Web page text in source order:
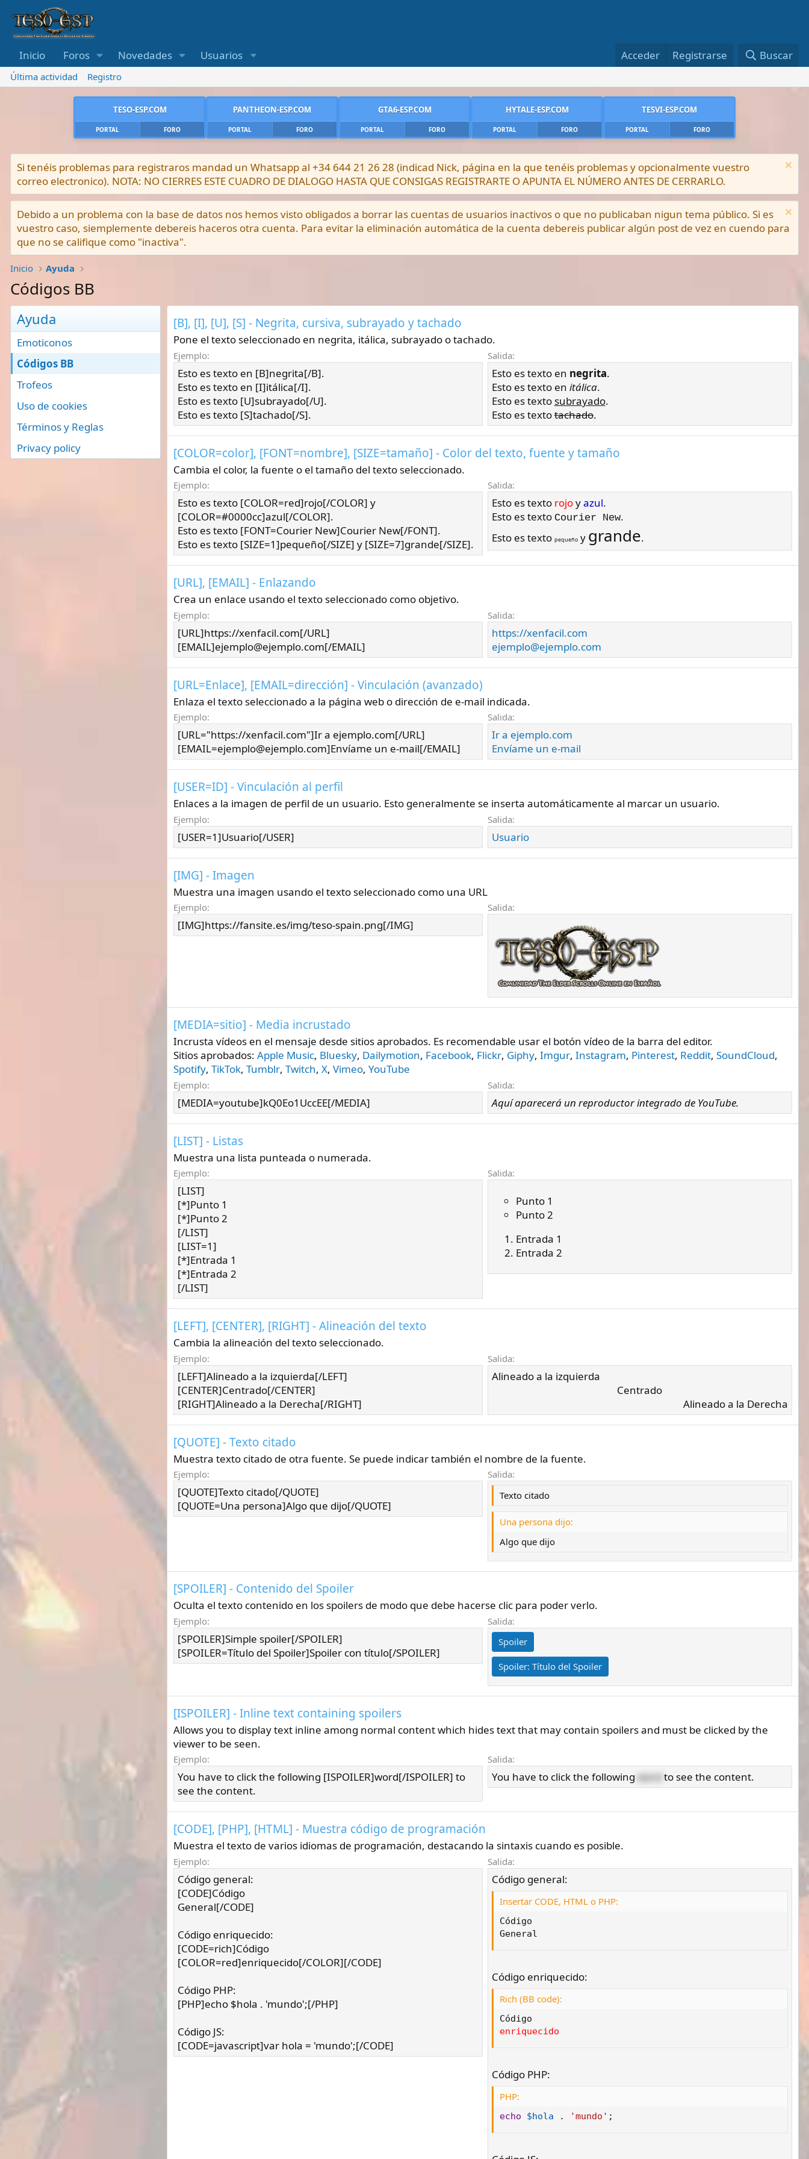
Inicio Foros Novedades Usuarios Acceder Registrarse Buscar
Última actividad Registro
TESO-ESP.COM
PORTAL FORO
PANTHEON-ESP.COM
PORTAL FORO
GTA6-ESP.COM
PORTAL FORO
HYTALE-ESP.COM
PORTAL FORO
TESVI-ESP.COM
PORTAL FORO
Si tenéis problemas para registraros mandad un Whatsapp al +34 644 21 26 28 (indicad Nick, página en la que tenéis problemas y opcionalmente vuestro
correo electronico). NOTA: NO CIERRES ESTE CUADRO DE DIALOGO HASTA QUE CONSIGAS REGISTRARTE O APUNTA EL NÚMERO ANTES DE CERRARLO.
Debido a un problema con la base de datos nos hemos visto obligados a borrar las cuentas de usuarios inactivos o que no publicaban nigun tema público. Si es
vuestro caso, siemplemente debereis haceros otra cuenta. Para evitar la eliminación automática de la cuenta debereis publicar algún post de vez en cuendo para
que no se califique como "inactiva".
Inicio Ayuda
Códigos BB
Ayuda
Emoticonos
Códigos BB
Trofeos
Uso de cookies
Términos y Reglas
Privacy policy
[B], [I], [U], [S] - Negrita, cursiva, subrayado y tachado
Pone el texto seleccionado en negrita, itálica, subrayado o tachado.
Ejemplo:
Esto es texto en [B]negrita[/B].
Esto es texto en [I]itálica[/I].
Esto es texto [U]subrayado[/U].
Esto es texto [S]tachado[/S].
Salida:
Esto es texto en negrita.
Esto es texto en itálica.
Esto es texto subrayado.
Esto es textotachado.
[COLOR=color], [FONT=nombre], [SIZE=tamaño] - Color del texto, fuente y tamaño
Cambia el color, la fuente o el tamaño del texto seleccionado.
Ejemplo:
Esto es texto [COLOR=red]rojo[/COLOR] y
[COLOR=#0000cc]azul[/COLOR].
Esto es texto [FONT=Courier New]Courier New[/FONT].
Esto es texto [SIZE=1]pequeño[/SIZE] y [SIZE=7]grande[/SIZE].
Salida:
Esto es texto rojoyazul.
Esto es texto Courier New.
Esto es texto pequeñoy grande.
[URL], [EMAIL] - Enlazando
Crea un enlace usando el texto seleccionado como objetivo.
Ejemplo:
[URL]https://xenfacil.com[/URL]
[EMAIL]ejemplo@ejemplo.com[/EMAIL]
Salida:
https://xenfacil.com
ejemplo@ejemplo.com
[URL=Enlace], [EMAIL=dirección] - Vinculación (avanzado)
Enlaza el texto seleccionado a la página web o dirección de e-mail indicada.
Ejemplo:
[URL="https://xenfacil.com"]Ir a ejemplo.com[/URL]
[EMAIL=ejemplo@ejemplo.com]Envíame un e-mail[/EMAIL]
Salida:
Ir a ejemplo.com
Envíame un e-mail
[USER=ID] - Vinculación al perfil
Enlaces a la imagen de perfil de un usuario. Esto generalmente se inserta automáticamente al marcar un usuario.
Ejemplo:
[USER=1]Usuario[/USER]
Salida:
Usuario
[IMG] - Imagen
Muestra una imagen usando el texto seleccionado como una URL
Ejemplo:
[IMG]https://fansite.es/img/teso-spain.png[/IMG]
Salida:
[MEDIA=sitio] - Media incrustado
Incrusta vídeos en el mensaje desde sitios aprobados. Es recomendable usar el botón vídeo de la barra del editor.
Sitios aprobados: Apple Music, Bluesky, Dailymotion, Facebook, Flickr, Giphy, Imgur, Instagram, Pinterest, Reddit, SoundCloud,
Spotify, TikTok, Tumblr, Twitch, X, Vimeo, YouTube
Ejemplo:
[MEDIA=youtube]kQ0Eo1UccEE[/MEDIA]
Salida:
Aquí aparecerá un reproductor integrado de YouTube.
[LIST] - Listas
Muestra una lista punteada o numerada.
Ejemplo:
[LIST]
[*]Punto 1
[*]Punto 2
[/LIST]
[LIST=1]
[*]Entrada 1
[*]Entrada 2
[/LIST]
Salida:
Punto 1
Punto 2
Entrada 1
Entrada 2
[LEFT], [CENTER], [RIGHT] - Alineación del texto
Cambia la alineación del texto seleccionado.
Ejemplo:
[LEFT]Alineado a la izquierda[/LEFT]
[CENTER]Centrado[/CENTER]
[RIGHT]Alineado a la Derecha[/RIGHT]
Salida:
Alineado a la izquierda​
Centrado​
Alineado a la Derecha​
[QUOTE] - Texto citado
Muestra texto citado de otra fuente. Se puede indicar también el nombre de la fuente.
Ejemplo:
[QUOTE]Texto citado[/QUOTE]
[QUOTE=Una persona]Algo que dijo[/QUOTE]
Salida:
Texto citado
Una persona dijo:
Algo que dijo
[SPOILER] - Contenido del Spoiler
Oculta el texto contenido en los spoilers de modo que debe hacerse clic para poder verlo.
Ejemplo:
[SPOILER]Simple spoiler[/SPOILER]
[SPOILER=Título del Spoiler]Spoiler con título[/SPOILER]
Salida:
Spoiler
Spoiler: Título del Spoiler
[ISPOILER] - Inline text containing spoilers
Allows you to display text inline among normal content which hides text that may contain spoilers and must be clicked by the
viewer to be seen.
Ejemplo:
You have to click the following [ISPOILER]word[/ISPOILER] to
see the content.
Salida:
You have to click the following word to see the content.
[CODE], [PHP], [HTML] - Muestra código de programación
Muestra el texto de varios idiomas de programación, destacando la sintaxis cuando es posible.
Ejemplo:
Código general:
[CODE]Código
General[/CODE]
Código enriquecido:
[CODE=rich]Código
[COLOR=red]enriquecido[/COLOR][/CODE]
Código PHP:
[PHP]echo $hola . 'mundo';[/PHP]
Código JS:
[CODE=javascript]var hola = 'mundo';[/CODE]
Salida:
Código general:
Insertar CODE, HTML o PHP:
Código
General
Código enriquecido:
Rich (BB code):
enriquecido
Código PHP:
PHP:
echo $hola . 'mundo' ;